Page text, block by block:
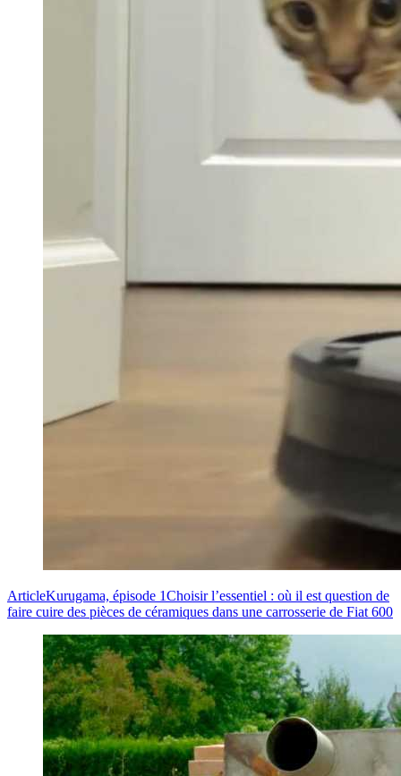
ArticleKurugama, épisode 1Choisir l’essentiel : où il est question de
faire cuire des pièces de céramiques dans une carrosserie de Fiat 600